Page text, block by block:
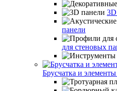
панели
для стеновых
Брусчатка и элементы